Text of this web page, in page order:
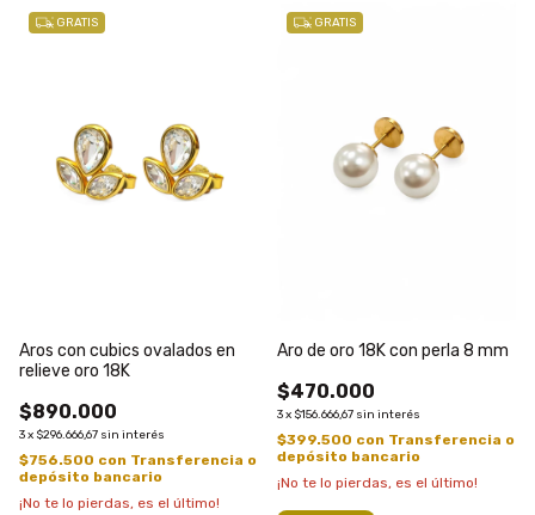
GRATIS
Aros con cubics ovalados en
relieve oro 18K
$890.000
3x $296.666,67 sin interés
$756.500 con Transferencia o
depósito bancario
¡No te lo pierdas, es el último!
GRATIS
Aro de oro 18K con perla 8 mm
$470.000
3x $156.666,67 sin interés
$399.500 con Transferencia o
depósito bancario
¡No te lo pierdas, es el último!